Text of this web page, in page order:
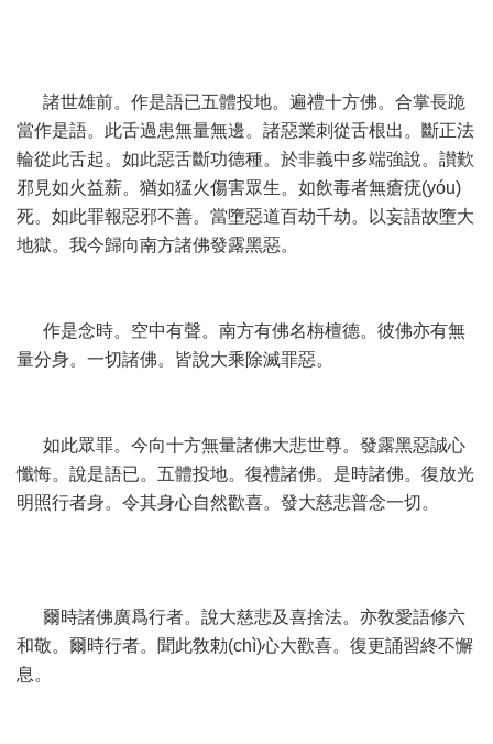
諸世雄前。作是語已五體投地。遍禮十方佛。合掌長跪
當作是語。此舌過患無量無邊。諸惡業刺從舌根出。斷正法
輪從此舌起。如此惡舌斷功德種。於非義中多端強說。讃歎
邪見如火益薪。猶如猛火傷害眾生。如飲毒者無瘡疣(yóu)
死。如此罪報惡邪不善。當墮惡道百劫千劫。以妄語故墮大
地獄。我今歸向南方諸佛發露黑惡。
作是念時。空中有聲。南方有佛名栴檀德。彼佛亦有無
量分身。一切諸佛。皆說大乘除滅罪惡。
如此眾罪。今向十方無量諸佛大悲世尊。發露黑惡誠心
懺悔。說是語已。五體投地。復禮諸佛。是時諸佛。復放光
明照行者身。令其身心自然歡喜。發大慈悲普念一切。
爾時諸佛廣爲行者。說大慈悲及喜捨法。亦敎愛語修六
和敬。爾時行者。聞此敎勅(chì)心大歡喜。復更誦習終不懈
息。